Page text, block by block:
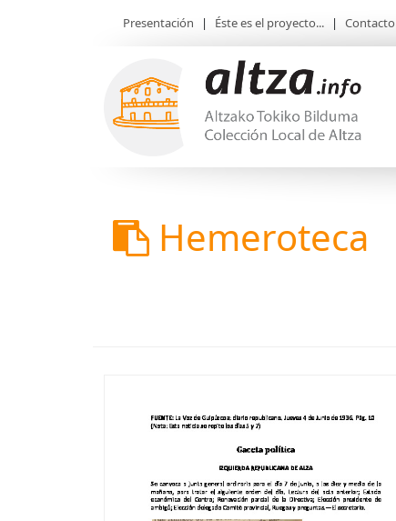
Presentación | Éste es el proyecto... | Contacto
Hemeroteca